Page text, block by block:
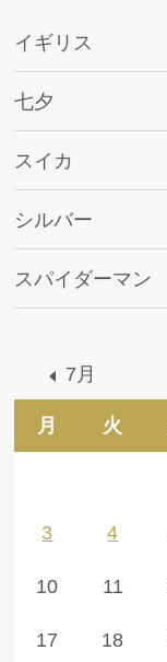
イギリス
七夕
スイカ
シルバー
スパイダーマン
月 火
7月
3 4
10 11
17 18